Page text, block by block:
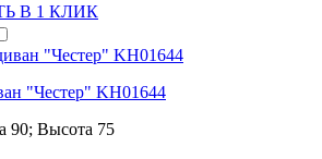
В 1 КЛИК
"Честер" KH01644
90; Высота 75